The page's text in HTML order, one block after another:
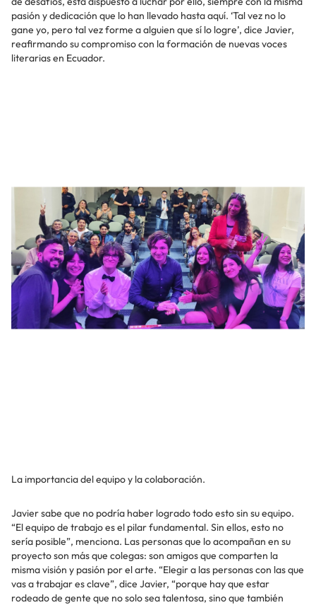
pasión y dedicación que lo han llevado hasta aquí. ‘Tal vez no lo
gane yo, pero tal vez forme a alguien que sí lo logre’, dice Javier,
reafirmando su compromiso con la formación de nuevas voces
literarias en Ecuador.
La importancia del equipo y la colaboración.
Javier sabe que no podría haber logrado todo esto sin su equipo.
“El equipo de trabajo es el pilar fundamental. Sin ellos, esto no
sería posible”, menciona. Las personas que lo acompañan en su
proyecto son más que colegas: son amigos que comparten la
misma visión y pasión por el arte. “Elegir a las personas con las que
vas a trabajar es clave”, dice Javier, “porque hay que estar
rodeado de gente que no solo sea talentosa, sino que también